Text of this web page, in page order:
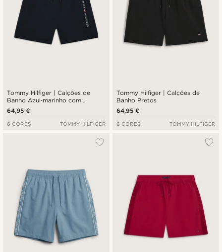
Tommy Hilfiger | Calções de
Banho Azul‑marinho com
Estampado
64,95 €
6 CORES TOMMY HILFIGER
Tommy Hilfiger | Calções de
Banho Pretos
64,95 €
6 CORES TOMMY HILFIGER